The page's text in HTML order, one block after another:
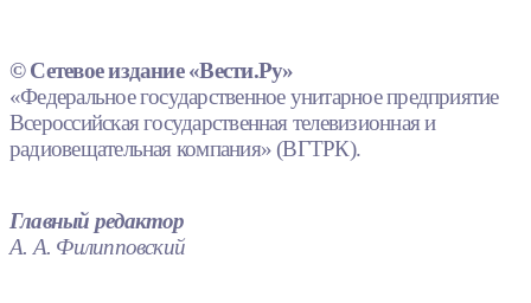
© Сетевое издание «Вести.Ру»
«Федеральное государственное унитарное предприятие
Всероссийская государственная телевизионная и
радиовещательная компания» (ВГТРК).
Главный редактор
А. А. Филипповский